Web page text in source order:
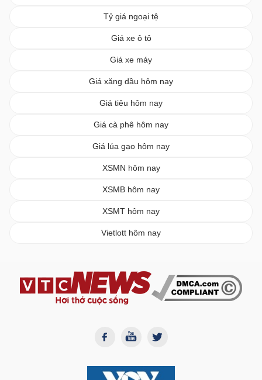
Tỷ giá ngoại tệ
Giá xe ô tô
Giá xe máy
Giá xăng dầu hôm nay
Giá tiêu hôm nay
Giá cà phê hôm nay
Giá lúa gạo hôm nay
XSMN hôm nay
XSMB hôm nay
XSMT hôm nay
Vietlott hôm nay